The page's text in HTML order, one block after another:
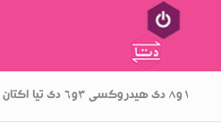
۱و۸ دی هیدروکسی ۳و۶ دی تیا اکتان